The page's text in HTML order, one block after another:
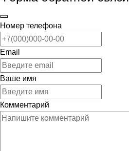
Номер телефона
Email
Ваше имя
Комментарий